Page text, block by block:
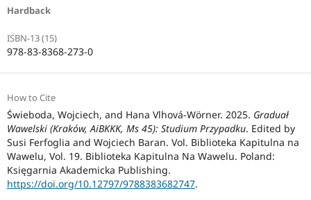
Hardback
ISBN-13 (15)
978-83-8368-273-0
How to Cite
Świeboda, Wojciech, and Hana Vlhová-Wörner. 2025. Graduał
Wawelski (Kraków, AiBKKK, Ms 45): Studium Przypadku. Edited by
Susi Ferfoglia and Wojciech Baran. Vol. Biblioteka Kapitulna na
Wawelu, Vol. 19. Biblioteka Kapitulna Na Wawelu. Poland:
Księgarnia Akademicka Publishing.
https://doi.org/10.12797/9788383682747.